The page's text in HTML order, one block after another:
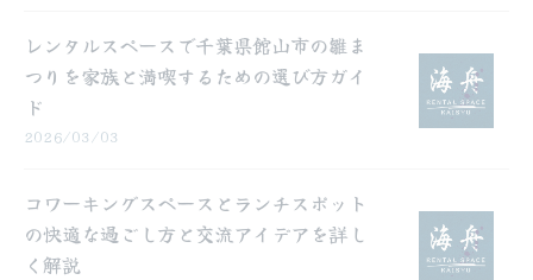
レンタルスペースで千葉県館山市の雛ま
つりを家族と満喫するための選び方ガイ
ド
2026/03/03
コワーキングスペースとランチスポット
の快適な過ごし方と交流アイデアを詳し
く解説